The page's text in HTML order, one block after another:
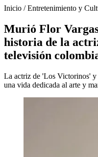
Inicio /Entretenimiento y
Murió Flor
historia de la
televisión
La actriz de 'Los Victorinos'
una vida dedicada al arte y